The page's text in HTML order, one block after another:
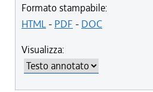
Formato stampabile:
HTML- PDF - DOC
Visualizza: